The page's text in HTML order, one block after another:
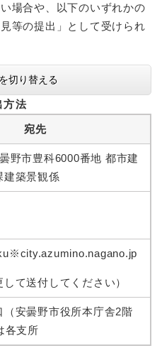
場合や、以下のいずれかの
等の提出」として受けられ
切り替える
方法
宛先
野市豊科6000番地 都市建
建築景観係
て送付してください）
（安曇野市役所本庁舎2階
各支所